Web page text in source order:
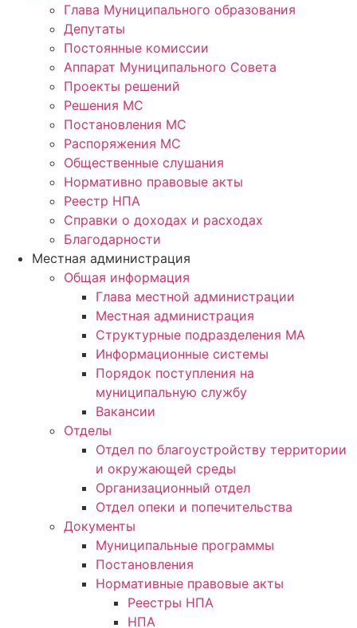
Глава Муниципального образования
Депутаты
Постоянные комиссии
Аппарат Муниципального Совета
Проекты решений
Решения МС
Постановления МС
Распоряжения МС
Общественные слушания
Нормативно правовые акты
Реестр НПА
Справки о доходах и расходах
Благодарности
Местная администрация
Общая информация
Глава местной администрации
Местная администрация
Структурные подразделения МА
Информационные системы
Порядок поступления на
муниципальную службу
Вакансии
Отделы
Отдел по благоустройству территории
и окружающей среды
Организационный отдел
Отдел опеки и попечительства
Документы
Муниципальные программы
Постановления
Нормативные правовые акты
Реестры НПА
НПА